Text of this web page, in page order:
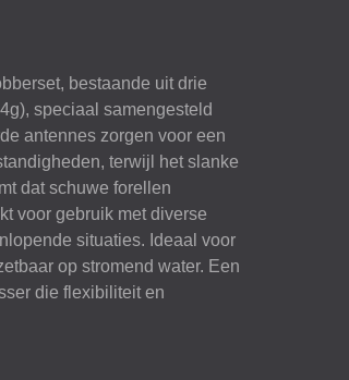
bestaande uit drie
speciaal samengesteld
antennes zorgen voor een
terwijl het slanke
dat schuwe forellen
voor gebruik met diverse
situaties. Ideaal voor
op stromend water. Een
die flexibiliteit en